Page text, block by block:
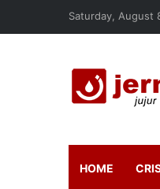
Saturday, August
HOME